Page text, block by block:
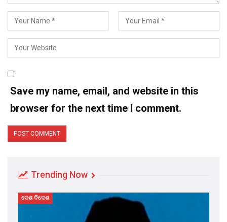
Save my name, email, and website in this
browser for the next time I comment.
Trending Now
ଦେଶ ବିଦେଶ